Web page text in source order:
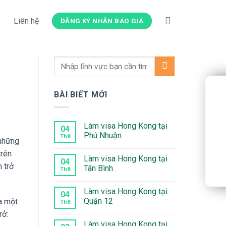
Liên hệ ĐĂNG KÝ NHẬN BÁO GIÁ
trở
một
BÀI BIẾT MỚI
04
Th8
Làm visa Hong Kong tại
Phú Nhuận
bình
luận
ở
Hong
Kong
tại
04
Th8
Làm visa Hong Kong tại
Tân Bình
bình
luận
ở
Hong
04
Th8
Làm visa Hong Kong tại
Quận 12
bình
Làm visa Hong Kong tại